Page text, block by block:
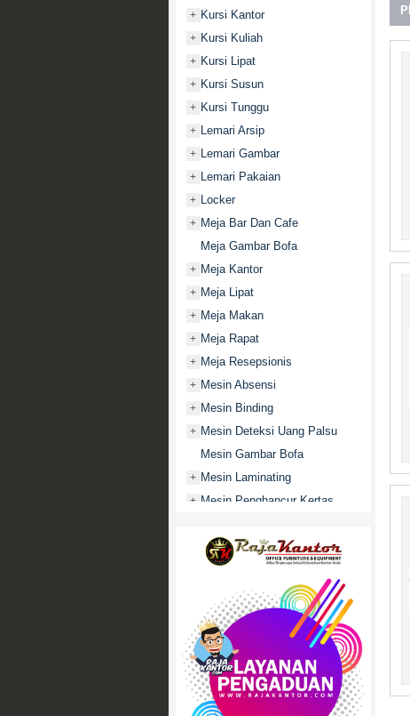
+ Kursi Kantor
+ Kursi Kuliah
+ Kursi Lipat
+ Kursi Susun
+ Kursi Tunggu
+ Lemari Arsip
+ Lemari Gambar
+ Lemari Pakaian
+ Locker
+ Meja Bar Dan Cafe
Meja Gambar Bofa
+ Meja Kantor
+ Meja Lipat
+ Meja Makan
+ Meja Rapat
+ Meja Resepsionis
+ Mesin Absensi
+ Mesin Binding
+ Mesin Deteksi Uang Palsu
Mesin Gambar Bofa
+ Mesin Laminating
+ Mesin Penghancur Kertas
Mobile File / Roll O Pack
Movitex
Paper Cutter
Partisi Kantor
Promo
+ Rak Serbaguna
+ Ranjang Besi
+ Sofa Kantor